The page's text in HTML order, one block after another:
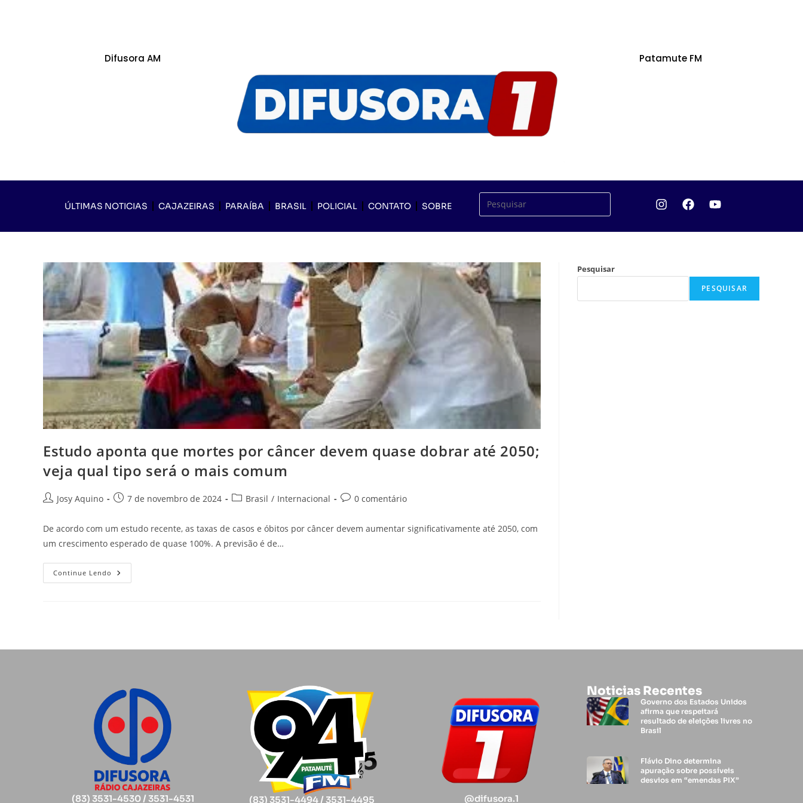
Difusora AM Patamute FM
ÚLTIMAS NOTICIAS CAJAZEIRAS PARAÍBA BRASIL POLICIAL CONTATO SOBRE
Estudo aponta que mortes por câncer devem quase dobrar até 2050;
veja qual tipo será o mais comum
Josy Aquino 7 de novembro de 2024 Brasil / Internacional 0 comentário
De acordo com um estudo recente, as taxas de casos e óbitos por câncer devem aumentar significativamente até 2050, com
um crescimento esperado de quase 100%. A previsão é de…
Continue Lendo
Pesquisar
PESQUISAR
(83) 3531-4530 / 3531-4531 (83) 3531-4494 / 3531-4495 @difusora.1
Noticias Recentes
Governo dos Estados Unidos
afirma que respeitará
resultado de eleições livres no
Brasil
Flávio Dino determina
apuração sobre possíveis
desvios em “emendas PIX”